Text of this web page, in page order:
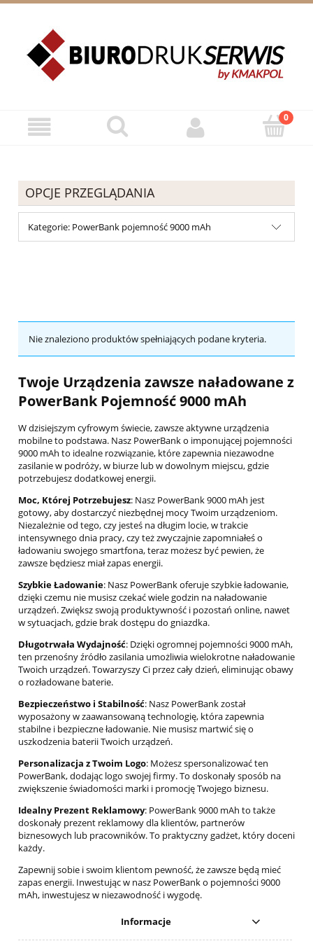
OPCJE PRZEGLĄDANIA
Kategorie: PowerBank pojemność 9000 mAh
Nie znaleziono produktów spełniających podane kryteria.
Twoje Urządzenia zawsze naładowane z
PowerBank Pojemność 9000 mAh
W dzisiejszym cyfrowym świecie, zawsze aktywne urządzenia
mobilne to podstawa. Nasz PowerBank o imponującej pojemności
9000 mAh to idealne rozwiązanie, które zapewnia niezawodne
zasilanie w podróży, w biurze lub w dowolnym miejscu, gdzie
potrzebujesz dodatkowej energii.
Moc, Której Potrzebujesz: Nasz PowerBank 9000 mAh jest
gotowy, aby dostarczyć niezbędnej mocy Twoim urządzeniom.
Niezależnie od tego, czy jesteś na długim locie, w trakcie
intensywnego dnia pracy, czy też zwyczajnie zapomniałeś o
ładowaniu swojego smartfona, teraz możesz być pewien, że
zawsze będziesz miał zapas energii.
Szybkie Ładowanie: Nasz PowerBank oferuje szybkie ładowanie,
dzięki czemu nie musisz czekać wiele godzin na naładowanie
urządzeń. Zwiększ swoją produktywność i pozostań online, nawet
w sytuacjach, gdzie brak dostępu do gniazdka.
Długotrwała Wydajność: Dzięki ogromnej pojemności 9000 mAh,
ten przenośny źródło zasilania umożliwia wielokrotne naładowanie
Twoich urządzeń. Towarzyszy Ci przez cały dzień, eliminując obawy
o rozładowane baterie.
Bezpieczeństwo i Stabilność: Nasz PowerBank został
wyposażony w zaawansowaną technologię, która zapewnia
stabilne i bezpieczne ładowanie. Nie musisz martwić się o
uszkodzenia baterii Twoich urządzeń.
Personalizacja z Twoim Logo: Możesz spersonalizować ten
PowerBank, dodając logo swojej firmy. To doskonały sposób na
zwiększenie świadomości marki i promocję Twojego biznesu.
Idealny Prezent Reklamowy: PowerBank 9000 mAh to także
doskonały prezent reklamowy dla klientów, partnerów
biznesowych lub pracowników. To praktyczny gadżet, który doceni
każdy.
Zapewnij sobie i swoim klientom pewność, że zawsze będą mieć
zapas energii. Inwestując w nasz PowerBank o pojemności 9000
mAh, inwestujesz w niezawodność i wygodę.
Informacje